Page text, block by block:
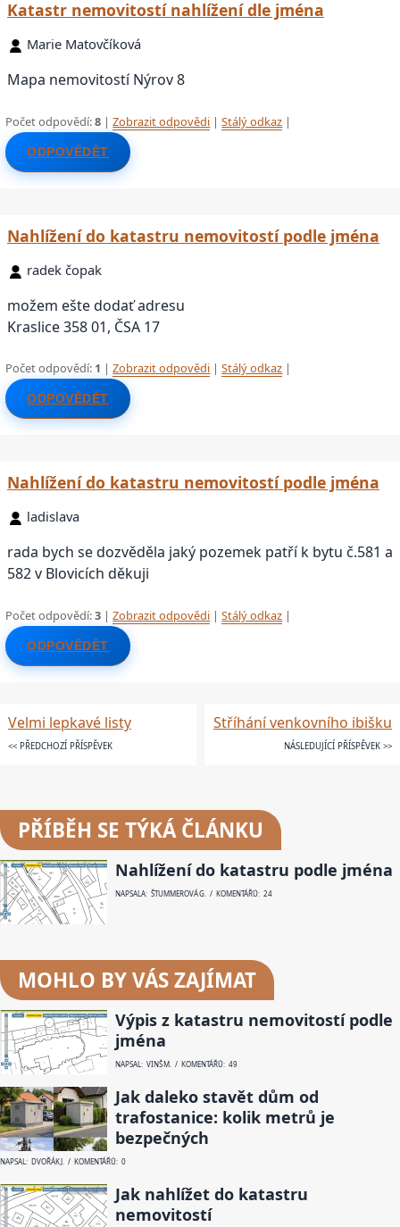
Katastr nemovitostí nahlížení dle jména
Marie Matovčíková
Mapa nemovitostí Nýrov 8
Počet odpovědí:8 |Zobrazit odpovědi |Stálý odkaz |
ODPOVĚDĚT
Nahlížení do katastru nemovitostí podle jména
radek čopak
možem ešte dodať adresu
Kraslice 358 01, ČSA 17
Počet odpovědí: 1 |Zobrazit odpovědi |Stálý odkaz |
ODPOVĚDĚT
Nahlížení do katastru nemovitostí podle jména
ladislava
rada bych se dozvěděla jaký pozemek patří k bytu č.581 a
582 v Blovicích děkuji
Počet odpovědí:3 |Zobrazit odpovědi |Stálý odkaz |
ODPOVĚDĚT
Velmi lepkavé listy
<< PŘEDCHOZÍ PŘÍSPĚVEK
Stříhání venkovního ibišku
NÁSLEDUJÍCÍ PŘÍSPĚVEK >>
PŘÍBĚH SE TÝKÁ ČLÁNKU
Nahlížení do katastru podle jména
NAPSALA: ŠTUMMEROVÁ G. / KOMENTÁŘŮ: 24
MOHLO BY VÁS ZAJÍMAT
Výpis z katastru nemovitostí podle
jména
NAPSAL: VINŠ M. / KOMENTÁŘŮ: 49
Jak daleko stavět dům od
trafostanice: kolik metrů je
bezpečných
NAPSAL: DVOŘÁK J. / KOMENTÁŘŮ: 0
Jak nahlížet do katastru
nemovitostí